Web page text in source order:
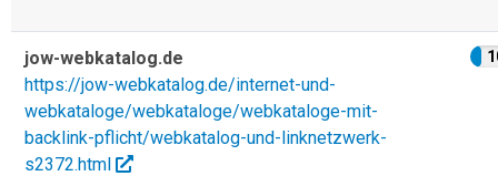
jow-webkatalog.de
https://jow-webkatalog.de/internet-und-
webkataloge/webkataloge/webkataloge-mit-
backlink-pflicht/webkatalog-und-linknetzwerk-
s2372.html